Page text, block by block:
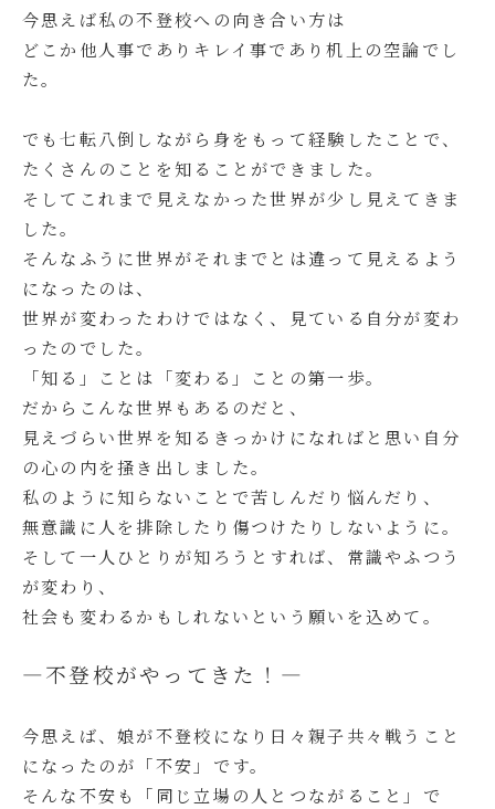
今思えば私の不登校への向き合い方は
どこか他人事でありキレイ事であり机上の空論でし
た。
でも七転八倒しながら身をもって経験したことで、
たくさんのことを知ることができました。
そしてこれまで見えなかった世界が少し見えてきま
した。
そんなふうに世界がそれまでとは違って見えるよう
になったのは、
世界が変わったわけではなく、見ている自分が変わ
ったのでした。
「知る」ことは「変わる」ことの第一歩。
だからこんな世界もあるのだと、
見えづらい世界を知るきっかけになればと思い自分
の心の内を掻き出しました。
私のように知らないことで苦しんだり悩んだり、
無意識に人を排除したり傷つけたりしないように。
そして一人ひとりが知ろうとすれば、常識やふつう
が変わり、
社会も変わるかもしれないという願いを込めて。
―不登校がやってきた！―
今思えば、娘が不登校になり日々親子共々戦うこと
になったのが「不安」です。
そんな不安も「同じ立場の人とつながること」で